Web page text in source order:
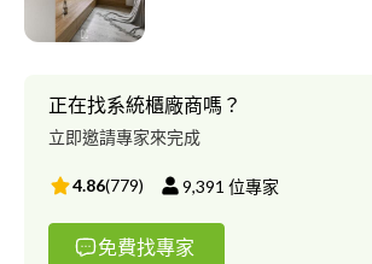
們，讓屋主除了歡喜的搬進新氣象的窩，還可
歡迎大家一起來! 疫情期間共體時艱，特別時期設計費9折，透過
絲專頁 https://Facebook.com/********* 接洽
可直接享有設計費8折優惠，雖然費用打折，
務不會打折，讓您放心的交予我們替您策劃操勞 一、丈量提案
費：NTD4500-6000(未稅) 勘查房房屋現況及周遭環境並丈量繪製
現況圖 溝通空間機能運用的需求 相關費用計價方式提出 二、規劃
提案 依空間機能需求進行規劃平面配置圖 依個案提供輔助說明：
動線規劃、材質建議、家具建議 (未簽設計約前，不提供設計相關
正在找系統櫃廠商嗎？
立即邀請專家來完成
4.86(779) 9,391 位專家
免費找專家